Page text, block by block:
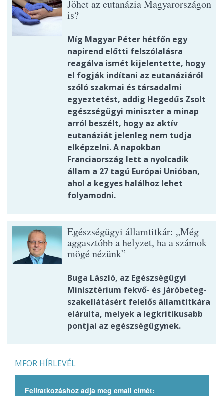
Jöhet az eutanázia Magyarországon
is?
Míg Magyar Péter hétfőn egy
napirend előtti felszólalásra
reagálva ismét kijelentette, hogy
el fogják indítani az eutanáziáról
szóló szakmai és társadalmi
egyeztetést, addig Hegedűs Zsolt
egészségügyi miniszter a minap
arról beszélt, hogy az aktív
eutanáziát jelenleg nem tudja
elképzelni. A napokban
Franciaország lett a nyolcadik
állam a 27 tagú Európai Unióban,
ahol a kegyes halálhoz lehet
folyamodni.
Egészségügyi államtitkár: „Még
aggasztóbb a helyzet, ha a számok
mögé nézünk”
Buga László, az Egészségügyi
Minisztérium fekvő- és járóbeteg-
szakellátásért felelős államtitkára
elárulta, melyek a legkritikusabb
pontjai az egészségügynek.
MFOR HÍRLEVÉL
Feliratkozáshoz adja meg email címét: